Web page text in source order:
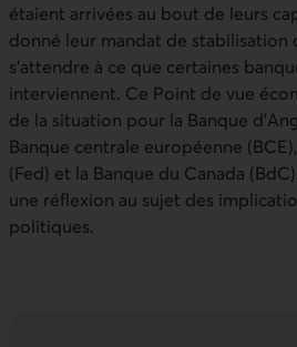
étaient arrivées au bout de leurs
donné leur mandat de stabilisation
s’attendre à ce que certaines
interviennent. Ce Point de vue
de la situation pour la Banque
Banque centrale européenne (BCE)
(Fed) et la Banque du Canada (BdC
une réflexion au sujet des
politiques.